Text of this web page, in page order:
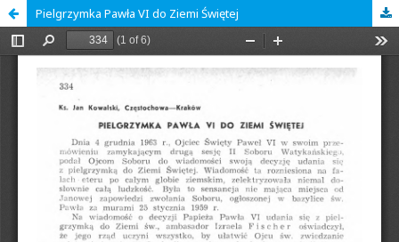
Pielgrzymka Pawła VI do Ziemi Świętej